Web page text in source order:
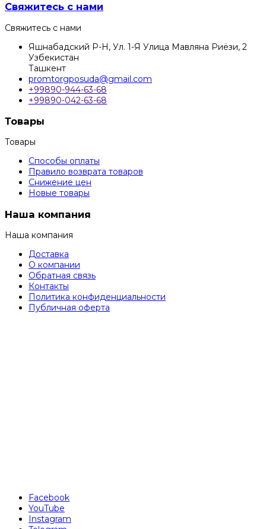
Свяжитесь с нами
Свяжитесь с нами
Яшнабадский Р-Н, Ул. 1-Я Улица Мавляна Риёзи, 2
Узбекистан
Ташкент
promtorgposuda@gmail.com
+99890-944-63-68
+99890-042-63-68
Товары
Товары
Способы оплаты
Правило возврата товаров
Снижение цен
Новые товары
Наша компания
Наша компания
Доставка
О компании
Обратная связь
Контакты
Политика конфиденциальности
Публичная оферта
Facebook
YouTube
Instagram